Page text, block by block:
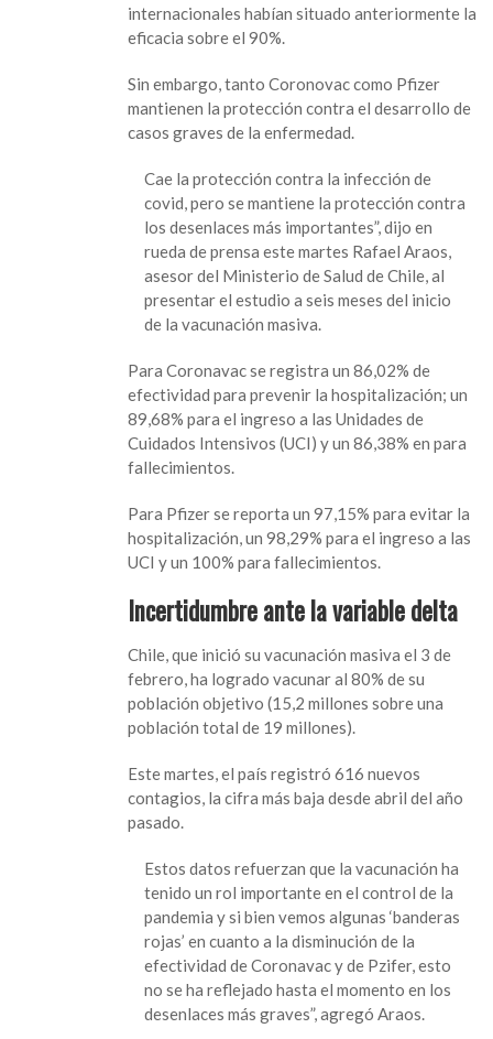
internacionales habían situado anteriormente la
eficacia sobre el 90%.
Sin embargo, tanto Coronovac como Pfizer
mantienen la protección contra el desarrollo de
casos graves de la enfermedad.
Cae la protección contra la infección de
covid, pero se mantiene la protección contra
los desenlaces más importantes”, dijo en
rueda de prensa este martes Rafael Araos,
asesor del Ministerio de Salud de Chile, al
presentar el estudio a seis meses del inicio
de la vacunación masiva.
Para Coronavac se registra un 86,02% de
efectividad para prevenir la hospitalización; un
89,68% para el ingreso a las Unidades de
Cuidados Intensivos (UCI) y un 86,38% en para
fallecimientos.
Para Pfizer se reporta un 97,15% para evitar la
hospitalización, un 98,29% para el ingreso a las
UCI y un 100% para fallecimientos.
Incertidumbre ante la variable delta
Chile, que inició su vacunación masiva el 3 de
febrero, ha logrado vacunar al 80% de su
población objetivo (15,2 millones sobre una
población total de 19 millones).
Este martes, el país registró 616 nuevos
contagios, la cifra más baja desde abril del año
pasado.
Estos datos refuerzan que la vacunación ha
tenido un rol importante en el control de la
pandemia y si bien vemos algunas ‘banderas
rojas’ en cuanto a la disminución de la
efectividad de Coronavac y de Pzifer, esto
no se ha reflejado hasta el momento en los
desenlaces más graves”, agregó Araos.